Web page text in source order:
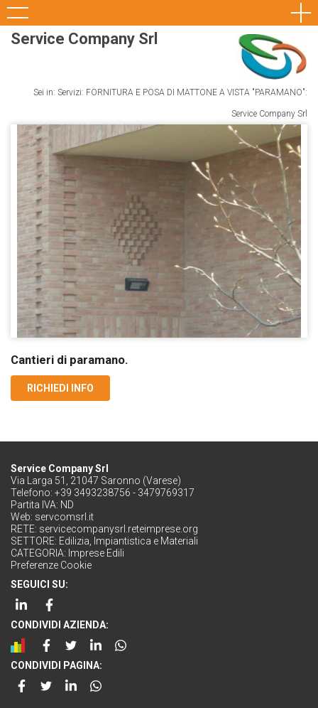
Service Company Srl
Sei in: Servizi: FORNITURA E POSA DI MATTONE A VISTA "PARAMANO":
Service Company Srl
Cantieri di paramano.
RICHIEDI INFO
Service Company Srl
Via Larga 51, 21047 Saronno (Varese)
Telefono: +39 3493238756 - 3479769317
Partita IVA: ND
Web: servcomsrl.it
RETE: servicecompanysrl.reteimprese.org
SETTORE: Edilizia, Impiantistica e Materiali
CATEGORIA: Imprese Edili
Preferenze Cookie
SEGUICI SU:
CONDIVIDI AZIENDA:
CONDIVIDI PAGINA: